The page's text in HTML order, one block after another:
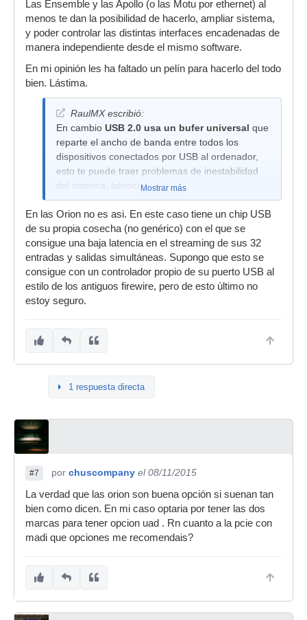
Las Ensemble y las Apollo (o las Motu por ethernet) al
menos te dan la posibilidad de hacerlo, ampliar sistema,
y poder controlar las distintas interfaces encadenadas de
manera independiente desde el mismo software.
En mi opinión les ha faltado un pelín para hacerlo del todo
bien. Lástima.
RaulMX escribió:
En cambio USB 2.0 usa un bufer universal que
reparte el ancho de banda entre todos los
dispositivos conectados por USB al ordenador,
esto te puede traer problemas de inestabilidad
del sistema, latenciaMostrar más
En las Orion no es asi. En este caso tiene un chip USB
de su propia cosecha (no genérico) con el que se
consigue una baja latencia en el streaming de sus 32
entradas y salidas simultáneas. Supongo que esto se
consigue con un controlador propio de su puerto USB al
estilo de los antiguos firewire, pero de esto último no
estoy seguro.
1 respuesta directa
#7 por chuscompany el 08/11/2015
La verdad que las orion son buena opción si suenan tan
bien como dicen. En mi caso optaria por tener las dos
marcas para tener opcion uad . Rn cuanto a la pcie con
madi que opciones me recomendais?